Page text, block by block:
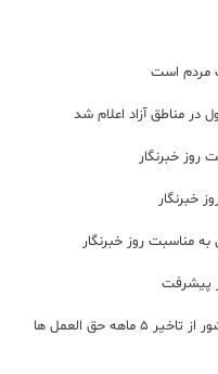
مردم است
در مناطق آزاد اعلام شد
روز خبرنگار
خبرنگار
مناسبت روز خبرنگار
پیشرفت
حق العمل ها